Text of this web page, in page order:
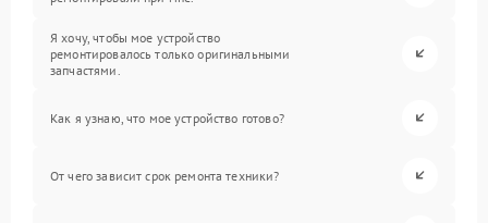
Я хочу, чтобы мое устройство
ремонтировалось только оригинальными
запчастями.
Как я узнаю, что мое устройство готово?
От чего зависит срок ремонта техники?